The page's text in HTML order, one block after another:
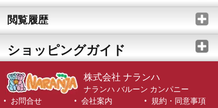
閲覧履歴
ショッピングガイド
株式会社 ナランハ
ナランハ バルーン カンパニー
お問合せ
会社案内
規約・同意事項